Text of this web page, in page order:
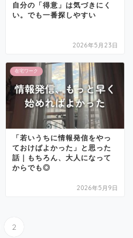
自分の「得意」は気づきにく
い。でも一番探しやすい
2026年5月23日
在宅ワーク
「若いうちに情報発信をやっ
ておけばよかった」と思った
話｜もちろん、大人になって
からでも◎
2026年5月9日
2